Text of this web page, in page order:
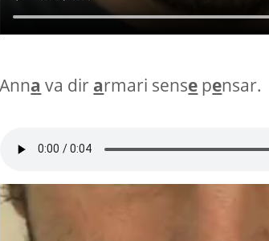
a va dir armari sense pensar.